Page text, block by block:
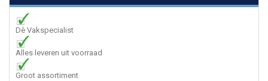
Dè Vakspecialist
Alles leveren uit voorraad
Groot assortiment